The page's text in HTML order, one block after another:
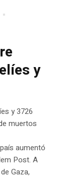
y
y 3726
muertos
aumentó
Post. A
Gaza,